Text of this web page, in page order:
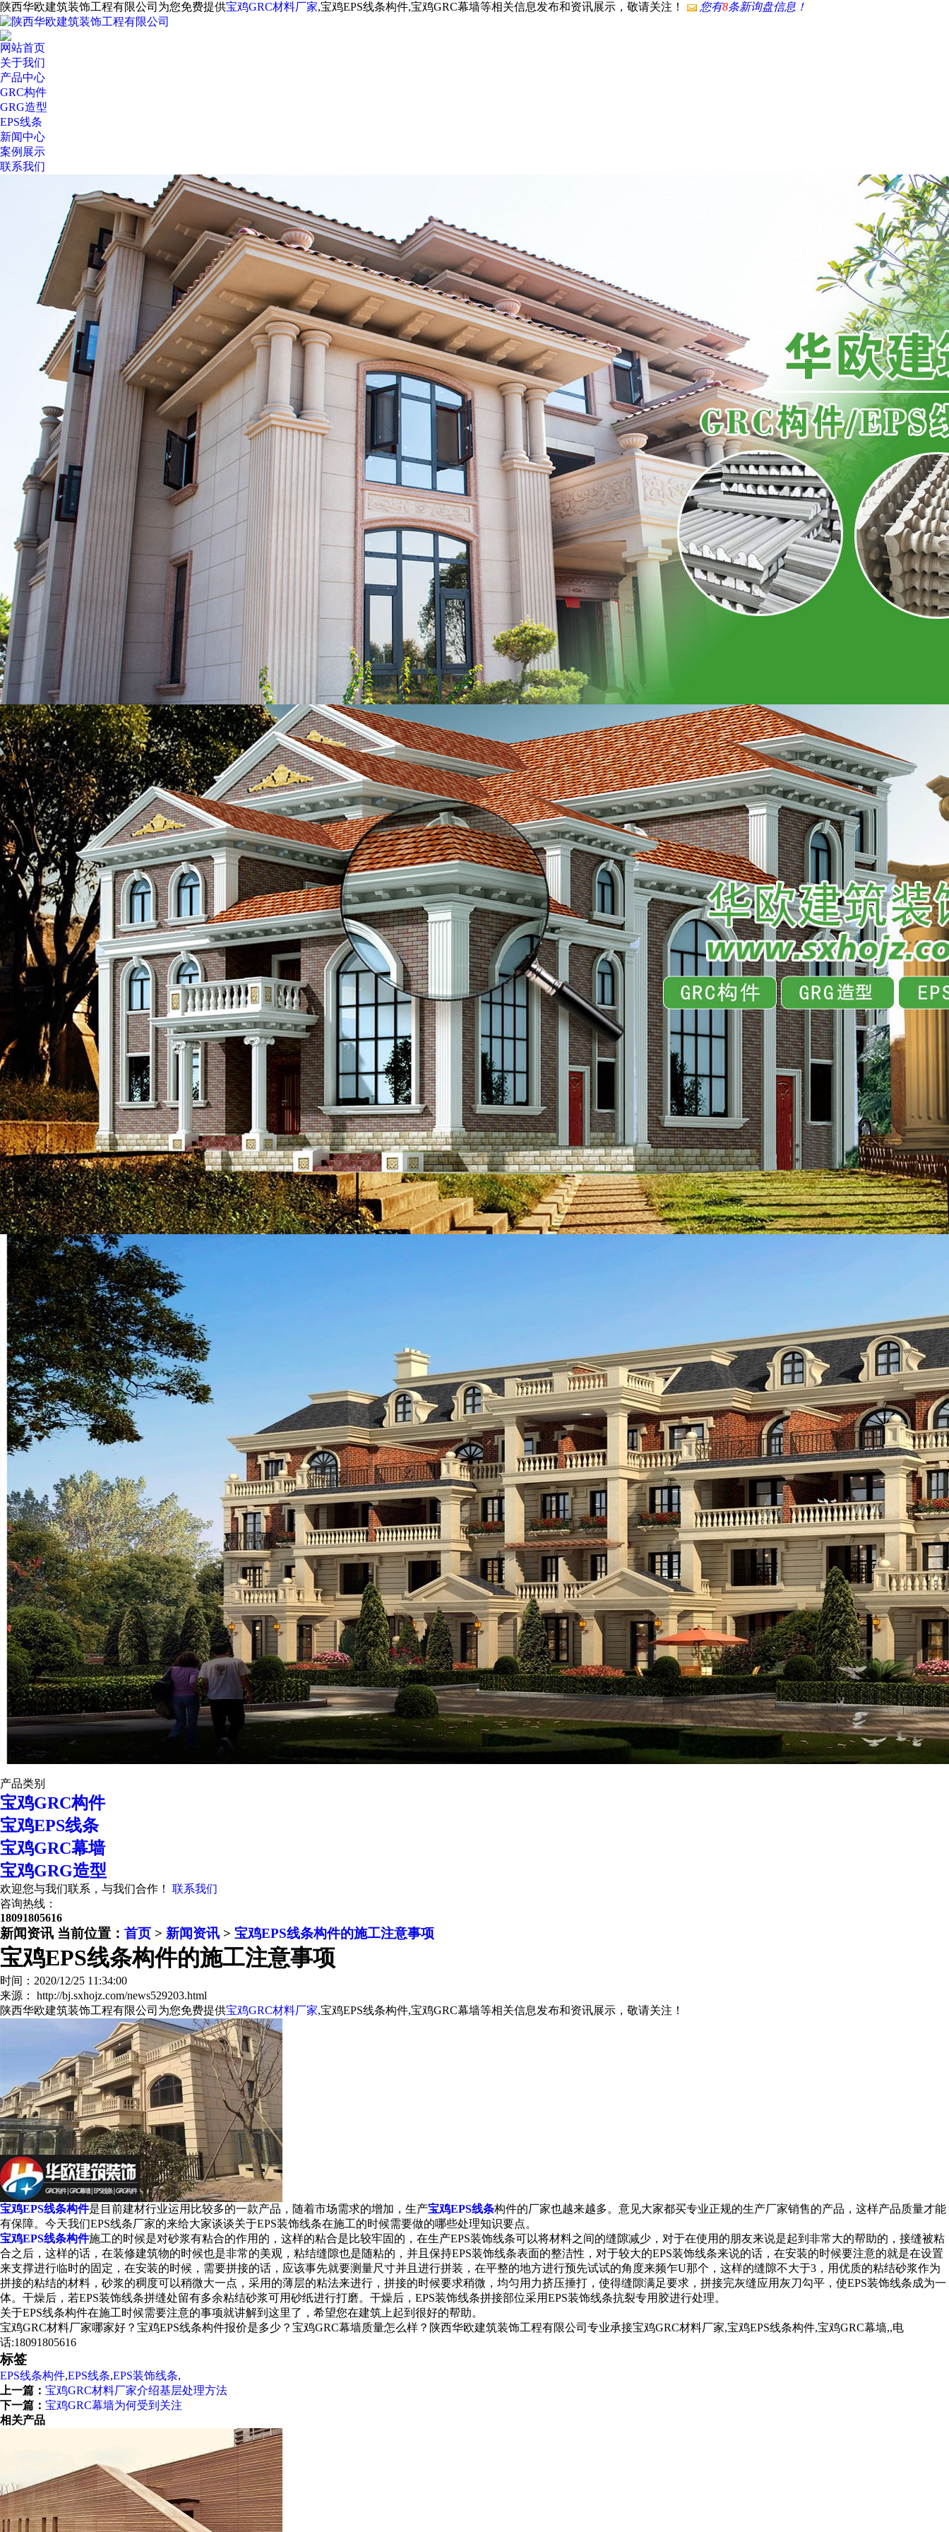
陕西华欧建筑装饰工程有限公司为您免费提供宝鸡GRC材料厂家,宝鸡EPS线条构件,宝鸡GRC幕墙等相关信息发布和资讯展示，敬请关注！ 您有8条新询盘信息！
网站首页
关于我们
产品中心
GRC构件
GRG造型
EPS线条
新闻中心
案例展示
联系我们
产品类别
宝鸡GRC构件
宝鸡EPS线条
宝鸡GRC幕墙
宝鸡GRG造型
欢迎您与我们联系，与我们合作！
联系我们
咨询热线：
18091805616
新闻资讯 当前位置： 首页 > 新闻资讯 > 宝鸡EPS线条构件的施工注意事项
宝鸡EPS线条构件的施工注意事项
时间：2020/12/25 11:34:00
来源： http://bj.sxhojz.com/news529203.html
陕西华欧建筑装饰工程有限公司为您免费提供宝鸡GRC材料厂家,宝鸡EPS线条构件,宝鸡GRC幕墙等相关信息发布和资讯展示，敬请关注！
宝鸡EPS线条构件是目前建材行业运用比较多的一款产品，随着市场需求的增加，生产宝鸡EPS线条构件的厂家也越来越多。意见大家都买专业正规的生产厂家销售的产品，这样产品质量才能
有保障。今天我们EPS线条厂家的来给大家谈谈关于EPS装饰线条在施工的时候需要做的哪些处理知识要点。
宝鸡EPS线条构件施工的时候是对砂浆有粘合的作用的，这样的粘合是比较牢固的，在生产EPS装饰线条可以将材料之间的缝隙减少，对于在使用的朋友来说是起到非常大的帮助的，接缝被粘
合之后，这样的话，在装修建筑物的时候也是非常的美观，粘结缝隙也是随粘的，并且保持EPS装饰线条表面的整洁性，对于较大的EPS装饰线条来说的话，在安装的时候要注意的就是在设置
来支撑进行临时的固定，在安装的时候，需要拼接的话，应该事先就要测量尺寸并且进行拼装，在平整的地方进行预先试试的角度来频乍U那个，这样的缝隙不大于3，用优质的粘结砂浆作为
拼接的粘结的材料，砂浆的稠度可以稍微大一点，采用的薄层的粘法来进行，拼接的时候要求稍微，均匀用力挤压捶打，使得缝隙满足要求，拼接完灰缝应用灰刀勾平，使EPS装饰线条成为一
体。干燥后，若EPS装饰线条拼缝处留有多余粘结砂浆可用砂纸进行打磨。干燥后，EPS装饰线条拼接部位采用EPS装饰线条抗裂专用胶进行处理。
关于EPS线条构件在施工时候需要注意的事项就讲解到这里了，希望您在建筑上起到很好的帮助。
宝鸡GRC材料厂家哪家好？宝鸡EPS线条构件报价是多少？宝鸡GRC幕墙质量怎么样？陕西华欧建筑装饰工程有限公司专业承接宝鸡GRC材料厂家,宝鸡EPS线条构件,宝鸡GRC幕墙,,电
话:18091805616
标签
EPS线条构件,EPS线条,EPS装饰线条,
上一篇： 宝鸡GRC材料厂家介绍基层处理方法
下一篇： 宝鸡GRC幕墙为何受到关注
相关产品